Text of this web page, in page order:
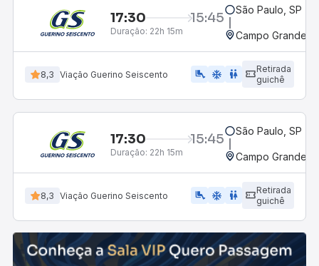
17:30 15:45
Duração: 22h 15m
São Paulo, SP -
Campo Grande,
8,3 Viação Guerino Seiscento airline_seat_legroom_extra ac_unit WC
Retirada
guichê
17:30 15:45
Duração: 22h 15m
São Paulo, SP -
Campo Grande,
8,3 Viação Guerino Seiscento airline_seat_legroom_extra ac_unit wc
Retirada
guichê